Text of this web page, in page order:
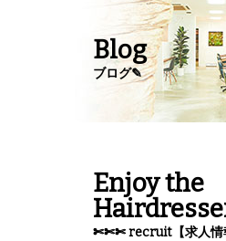
Blog
ブログ✎
Enjoy the
✄✄✄ recruit【求人